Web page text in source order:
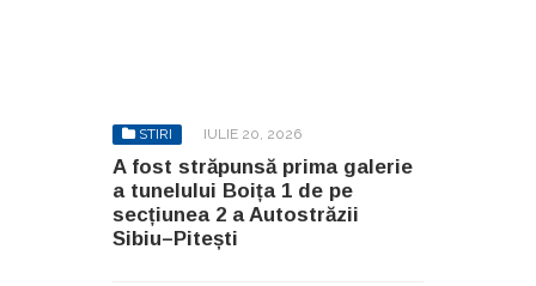
STIRI IULIE 20, 2026
A fost străpunsă prima galerie
a tunelului Boița 1 de pe
secțiunea 2 a Autostrăzii
Sibiu–Pitești